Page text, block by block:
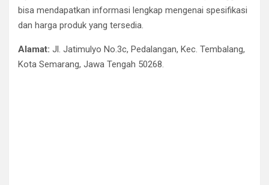
bisa mendapatkan informasi lengkap mengenai spesifikasi
dan harga produk yang tersedia.
Alamat: Jl. Jatimulyo No.3c, Pedalangan, Kec. Tembalang,
Kota Semarang, Jawa Tengah 50268.